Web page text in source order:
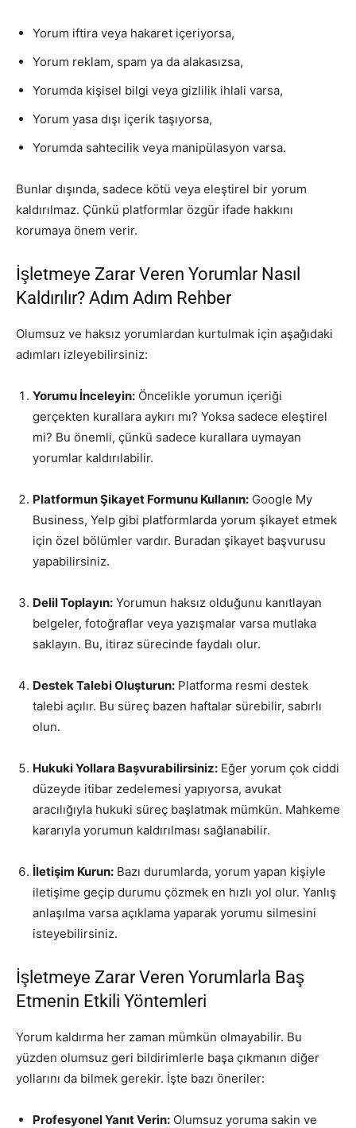
Yorum iftira veya hakaret içeriyorsa,
Yorum reklam, spam ya da alakasızsa,
Yorumda kişisel bilgi veya gizlilik ihlali varsa,
Yorum yasa dışı içerik taşıyorsa,
Yorumda sahtecilik veya manipülasyon varsa.
Bunlar dışında, sadece kötü veya eleştirel bir yorum
kaldırılmaz. Çünkü platformlar özgür ifade hakkını
korumaya önem verir.
İşletmeye Zarar Veren Yorumlar Nasıl
Kaldırılır? Adım Adım Rehber
Olumsuz ve haksız yorumlardan kurtulmak için aşağıdaki
adımları izleyebilirsiniz:
Yorumu İnceleyin: Öncelikle yorumun içeriği
gerçekten kurallara aykırı mı? Yoksa sadece eleştirel
mi? Bu önemli, çünkü sadece kurallara uymayan
yorumlar kaldırılabilir.
Platformun Şikayet Formunu Kullanın: Google My
Business, Yelp gibi platformlarda yorum şikayet etmek
için özel bölümler vardır. Buradan şikayet başvurusu
yapabilirsiniz.
Delil Toplayın: Yorumun haksız olduğunu kanıtlayan
belgeler, fotoğraflar veya yazışmalar varsa mutlaka
saklayın. Bu, itiraz sürecinde faydalı olur.
Destek Talebi Oluşturun: Platforma resmi destek
talebi açılır. Bu süreç bazen haftalar sürebilir, sabırlı
olun.
Hukuki Yollara Başvurabilirsiniz: Eğer yorum çok ciddi
düzeyde itibar zedelemesi yapıyorsa, avukat
aracılığıyla hukuki süreç başlatmak mümkün. Mahkeme
kararıyla yorumun kaldırılması sağlanabilir.
İletişim Kurun: Bazı durumlarda, yorum yapan kişiyle
iletişime geçip durumu çözmek en hızlı yol olur. Yanlış
anlaşılma varsa açıklama yaparak yorumu silmesini
isteyebilirsiniz.
İşletmeye Zarar Veren Yorumlarla Baş
Etmenin Etkili Yöntemleri
Yorum kaldırma her zaman mümkün olmayabilir. Bu
yüzden olumsuz geri bildirimlerle başa çıkmanın diğer
yollarını da bilmek gerekir. İşte bazı öneriler:
Profesyonel Yanıt Verin: Olumsuz yoruma sakin ve